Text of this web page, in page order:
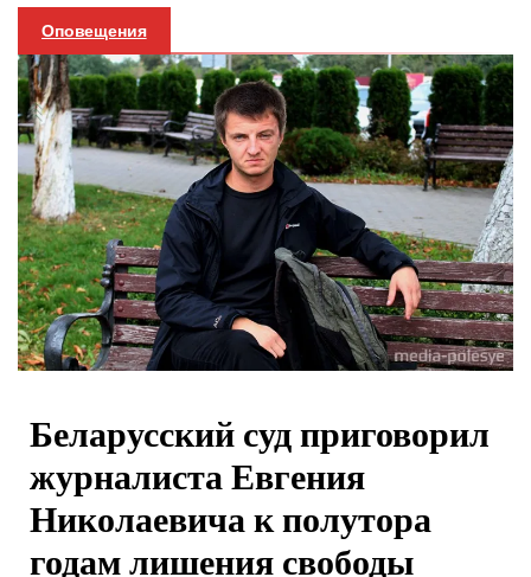
Оповещения
Беларусский суд приговорил
журналиста Евгения
Николаевича к полутора